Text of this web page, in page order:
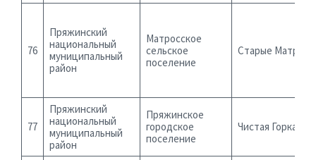
76
Пряжинский
национальный
муниципальный
район
Матросское
сельское
поселение
Старые Матросы
77
Пряжинский
национальный
муниципальный
район
Пряжинское
городское
поселение
Чистая Горка